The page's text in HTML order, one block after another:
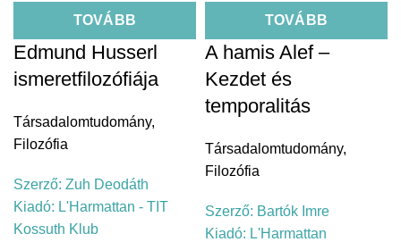
TOVÁBB
Edmund Husserl
ismeretfilozófiája
Társadalomtudomány,
Filozófia
Szerző: Zuh Deodáth
Kiadó: L'Harmattan - TIT
Kossuth Klub
TOVÁBB
A hamis Alef –
Kezdet és
temporalitás
Társadalomtudomány,
Filozófia
Szerző: Bartók Imre
Kiadó: L'Harmattan